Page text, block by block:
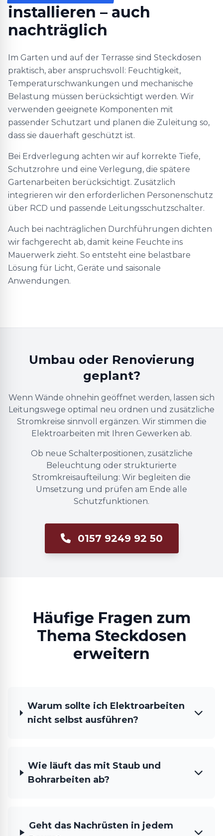
installieren – auch
nachträglich
Im Garten und auf der Terrasse sind Steckdosen
praktisch, aber anspruchsvoll: Feuchtigkeit,
Temperaturschwankungen und mechanische
Belastung müssen berücksichtigt werden. Wir
verwenden geeignete Komponenten mit
passender Schutzart und planen die Zuleitung so,
dass sie dauerhaft geschützt ist.
Bei Erdverlegung achten wir auf korrekte Tiefe,
Schutzrohre und eine Verlegung, die spätere
Gartenarbeiten berücksichtigt. Zusätzlich
integrieren wir den erforderlichen Personenschutz
über RCD und passende Leitungsschutzschalter.
Auch bei nachträglichen Durchführungen dichten
wir fachgerecht ab, damit keine Feuchte ins
Mauerwerk zieht. So entsteht eine belastbare
Lösung für Licht, Geräte und saisonale
Anwendungen.
Umbau oder Renovierung
geplant?
Wenn Wände ohnehin geöffnet werden, lassen sich
Leitungswege optimal neu ordnen und zusätzliche
Stromkreise sinnvoll ergänzen. Wir stimmen die
Elektroarbeiten mit Ihren Gewerken ab.
Ob neue Schalterpositionen, zusätzliche
Beleuchtung oder strukturierte
Stromkreisaufteilung: Wir begleiten die
Umsetzung und prüfen am Ende alle
Schutzfunktionen.
0157 9249 92 50
Häufige Fragen zum
Thema Steckdosen
erweitern
Warum sollte ich Elektroarbeiten
nicht selbst ausführen?
Wie läuft das mit Staub und
Bohrarbeiten ab?
Geht das Nachrüsten in jedem